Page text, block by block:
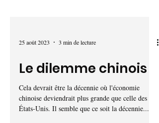
25 août 2023
Le dilemme chinois
Cela devrait être la décennie où l'économie